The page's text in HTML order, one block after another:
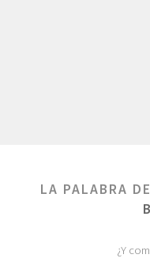
LA PALABRA
¿Y